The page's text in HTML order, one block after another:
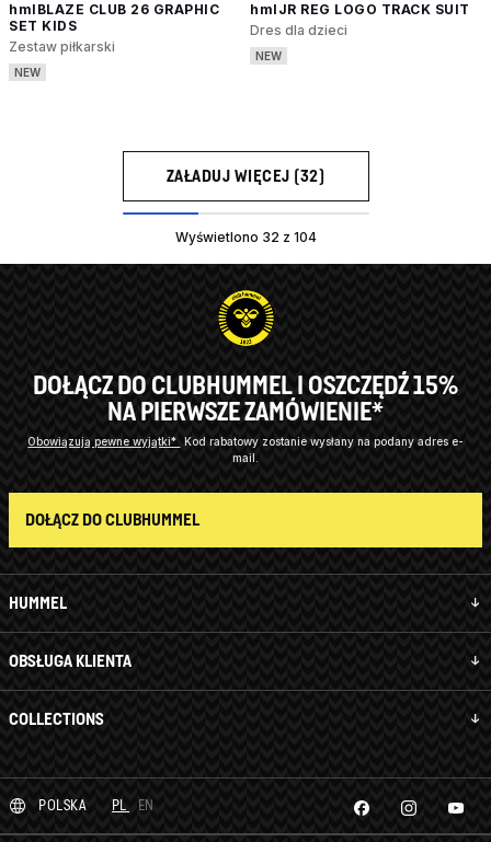
hmlBLAZE CLUB 26 GRAPHIC
SET KIDS
Zestaw piłkarski
NEW
hmlJR REG LOGO TRACK SUIT
Dres dla dzieci
NEW
ZAŁADUJ WIĘCEJ (32)
Wyświetlono 32 z 104
HUMMEL
OBSŁUGA KLIENTA
COLLECTIONS
DOŁĄCZ DO CLUBHUMMEL I OSZCZĘDŹ 15%
NA PIERWSZE ZAMÓWIENIE*
Obowiązują pewne wyjątki* Kod rabatowy zostanie wysłany na podany adres e-
mail.
DOŁĄCZ DO CLUBHUMMEL
POLSKA PL EN